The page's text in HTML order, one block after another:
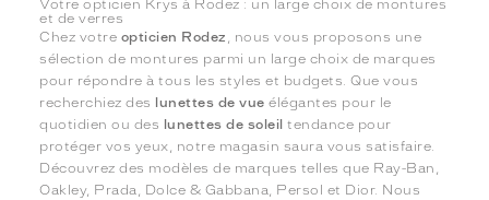
Votre opticien Krys à Rodez : un large choix de montures
et de verres
Chez votre opticien Rodez , nous vous proposons une
sélection de montures parmi un large choix de marques
pour répondre à tous les styles et budgets. Que vous
recherchiez des
lunettes de vue élégantes pour le
quotidien ou des lunettes de soleil tendance pour
protéger vos yeux, notre magasin saura vous satisfaire.
Découvrez des modèles de marques telles que Ray-Ban,
Oakley, Prada, Dolce & Gabbana, Persol et Dior. Nous